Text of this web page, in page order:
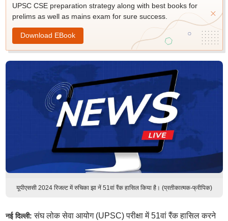
UPSC CSE preparation strategy along with best books for
prelims as well as mains exam for sure success.
Download EBook
यूपीएससी 2024 रिजल्ट में रुचिका झा नें 51वां रैंक हासिल किया है। (प्रतीकात्मक-फ्रीपिक)
नई दिल्ली:संघ लोक सेवा आयोग (UPSC) परीक्षा में 51वां रैंक हासिल करने